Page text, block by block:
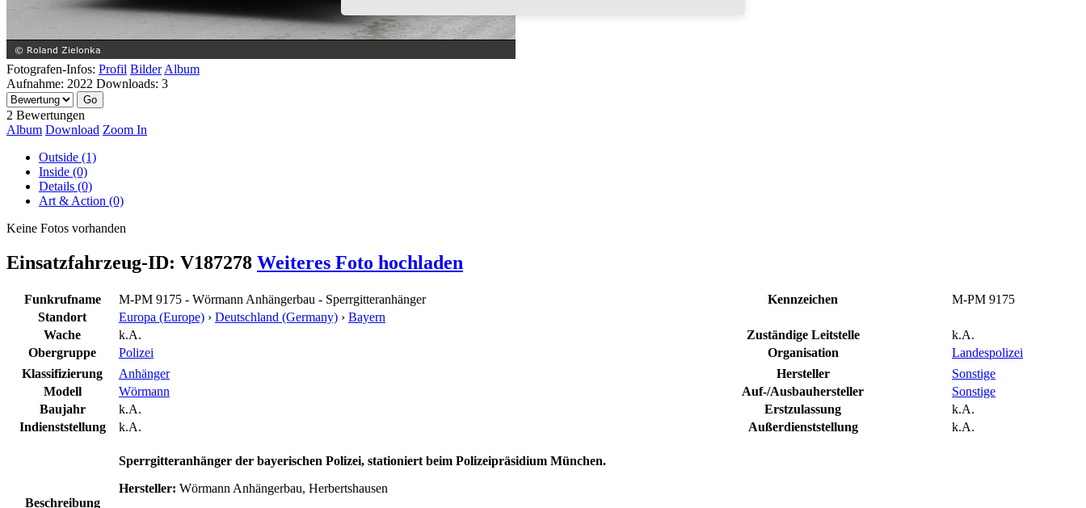
Fotografen-Infos: Profil Bilder Album
Aufnahme: 2022 Downloads: 3
2 Bewertungen
Album Download Zoom In
Outside (1)
Inside (0)
Details (0)
Art & Action (0)
Keine Fotos vorhanden
Einsatzfahrzeug-ID: V187278 Weiteres Foto hochladen
Funkrufname M-PM 9175 - Wörmann Anhängerbau - Sperrgitteranhänger Kennzeichen
M-PM 9175
Standort
Europa (Europe) › Deutschland (Germany) › Bayern
Wache
k.A. Zuständige Leitstelle
k.A.
Obergruppe
Polizei Organisation
Landespolizei
Klassifizierung
Anhänger Hersteller
Sonstige
Modell
Wörmann Auf-/Ausbauhersteller
Sonstige
Baujahr
k.A. Erstzulassung
k.A.
Indienststellung
k.A. Außerdienststellung k.A.
Beschreibung
Sperrgitteranhänger der bayerischen Polizei, stationiert beim Polizeipräsidium München.
Hersteller: Wörmann Anhängerbau, Herbertshausen